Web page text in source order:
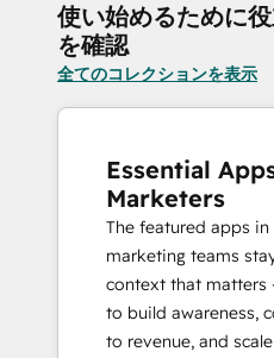
使い始めるために
を確認
全てのコレクションを表示
Essential
Marketers
The featured apps
marketing teams
context that
to build awareness,
to revenue, and